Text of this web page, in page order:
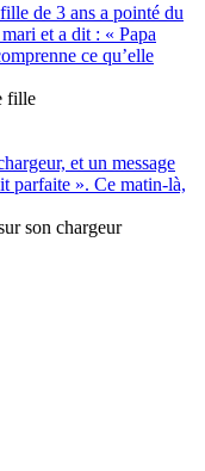
de 3 ans a pointé du
et a dit : « Papa
ce qu’elle
fille
et un message
parfaite ». Ce matin-là,
son chargeur